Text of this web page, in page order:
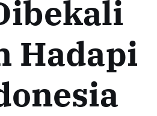
Hadapi